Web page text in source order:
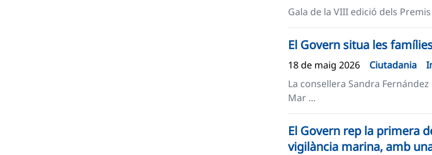
Gala de la VIII edició dels Premis
El Govern situa les
18 de maig 2026 Ciutadania
La consellera Sandra
Mar ...
El Govern rep la primera
vigilància marina, amb